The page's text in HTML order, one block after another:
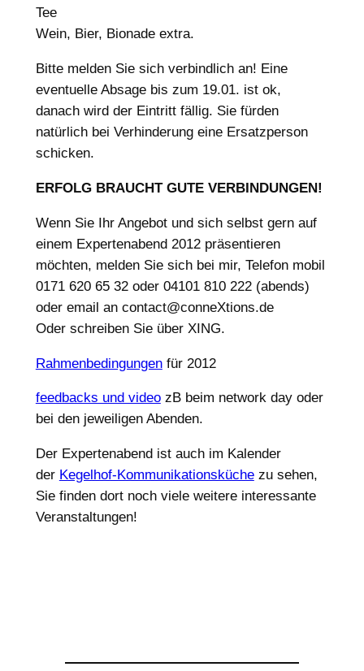
Tee
Wein, Bier, Bionade extra.
Bitte melden Sie sich verbindlich an! Eine
eventuelle Absage bis zum 19.01. ist ok,
danach wird der Eintritt fällig. Sie fürden
natürlich bei Verhinderung eine Ersatzperson
schicken.
ERFOLG BRAUCHT GUTE VERBINDUNGEN!
Wenn Sie Ihr Angebot und sich selbst gern auf
einem Expertenabend 2012 präsentieren
möchten, melden Sie sich bei mir, Telefon mobil
0171 620 65 32 oder 04101 810 222 (abends)
oder email an contact@conneXtions.de
Oder schreiben Sie über XING.
Rahmenbedingungenfür 2012
feedbacks und videozB beim network day oder
bei den jeweiligen Abenden.
Der Expertenabend ist auch im Kalender
der Kegelhof-Kommunikationsküchezu sehen,
Sie finden dort noch viele weitere interessante
Veranstaltungen!